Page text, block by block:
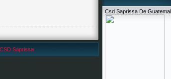
Saprissa
Csd Saprissa De